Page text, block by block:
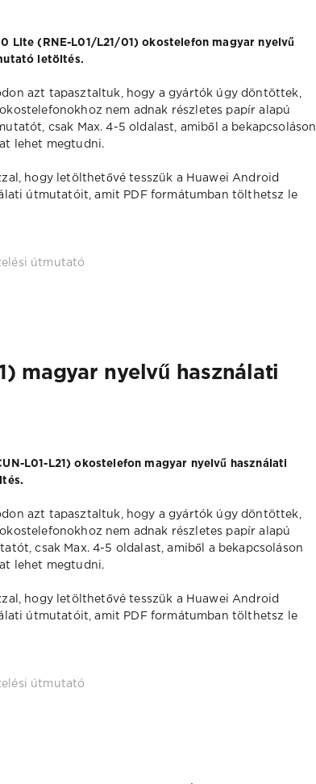
Lite (RNE-L01/L21/01) okostelefon magyar nyelvű
letöltés.
azt tapasztaltuk, hogy a gyártók úgy döntöttek,
nem adnak részletes papír alapú
csak Max. 4-5 oldalast, amiből a bekapcsoláson
lehet megtudni.
hogy letölthetővé tesszük a Huawei Android
útmutatóit, amit PDF formátumban tölthetsz le
útmutató
magyar nyelvű használati
L01-L21) okostelefon magyar nyelvű használati
azt tapasztaltuk, hogy a gyártók úgy döntöttek,
nem adnak részletes papír alapú
csak Max. 4-5 oldalast, amiből a bekapcsoláson
lehet megtudni.
hogy letölthetővé tesszük a Huawei Android
útmutatóit, amit PDF formátumban tölthetsz le
útmutató